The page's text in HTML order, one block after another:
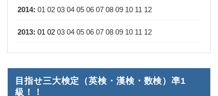
2014: 01 02 03 04 05 06 07 08 09 10 11 12
2013: 01 02 03 04 05 06 07 08 09 10 11 12
目指せ三大検定（英検・漢検・数検）凖1
級！！